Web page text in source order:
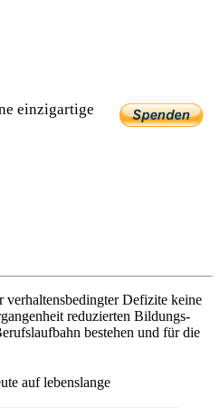
einzig­artige
verhaltens­bedingter Defizite keine
reduzierten Bildungs­
bestehen und für die
auf lebenslange